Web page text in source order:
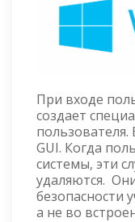
При входе
создает
пользователя.
GUI. Когда
системы, эти
удаляются.
безопасности
а не во